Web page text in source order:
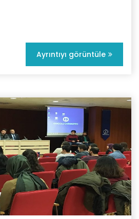
Ayrıntıyı görüntüle